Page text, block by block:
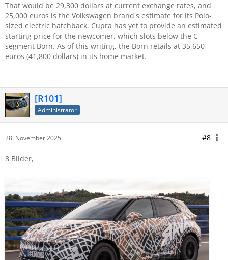
That would be 29,300 dollars at current exchange rates, and
25,000 euros is the Volkswagen brand's estimate for its Polo-
sized electric hatchback. Cupra has yet to provide an estimated
starting price for the newcomer, which slots below the C-
segment Born. As of this writing, the Born retails at 35,650
euros (41,800 dollars) in its home market.
[R101]
Administrator
28. November 2025 #8
8 Bilder,